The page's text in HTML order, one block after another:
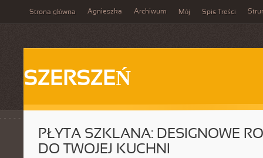
Strona główna Agnieszka Archiwum Mój Spis Treści
SZERSZEŃ
PŁYTA SZKLANA: DESIGNOWE
DO TWOJEJ KUCHNI